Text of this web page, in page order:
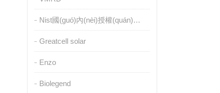
Nist國(guó)內(nèi)授權(quán)代理
Greatcell solar
Enzo
Biolegend